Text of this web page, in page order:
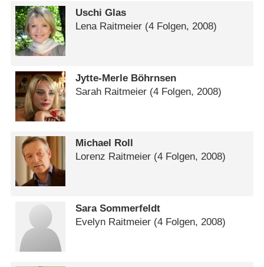
Uschi Glas
Lena Raitmeier (4 Folgen, 2008)
Jytte-Merle Böhrnsen
Sarah Raitmeier (4 Folgen, 2008)
Michael Roll
Lorenz Raitmeier (4 Folgen, 2008)
Sara Sommerfeldt
Evelyn Raitmeier (4 Folgen, 2008)